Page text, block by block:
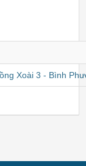
Xoài 3 - Bình